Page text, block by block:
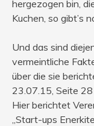
hergezogen bin,
Kuchen, so gibt’s
Und das sind
vermeintliche
über die sie
23.07.15, Seite 28
Hier berichtet
„Start-ups